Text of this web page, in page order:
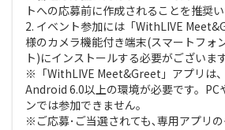
トへの応募前に作成されることを推奨
2. イベント参加には「WithLIVE
様のカメラ機能付き端末(スマートフォ
ト)にインストールする必要がございま
※「WithLIVE Meet&Greet」アプリは、
Android 6.0以上の環境が必要です。PC
ンでは参加できません。
※ご応募･ご当選されても､専用アプリ